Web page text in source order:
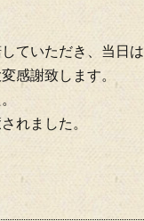
ていただき、当日は
感謝致します。
れました。